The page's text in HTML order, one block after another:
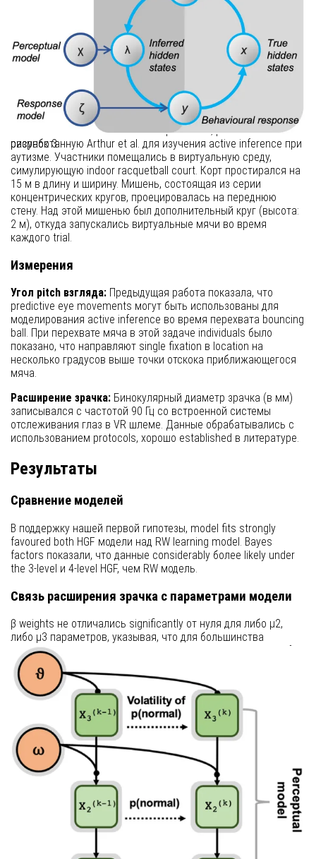
рисунок 3
Сорок четыре участника (возраст 18–30 лет, средний = 22.8 ±
2.3; 23 мужчины, 21 женщина) были набраны из популяции
университета Великобритании для участия в исследовании.
Участники не были осведомлены о целях эксперимента и
сообщили об отсутствии prior experience игры в VR-based
Задача
Участники выполняли VR interception task, ранее
разработанную Arthur et al. для изучения active inference при
аутизме. Участники помещались в виртуальную среду,
симулирующую indoor racquetball court. Корт простирался на
15 м в длину и ширину. Мишень, состоящая из серии
концентрических кругов, проецировалась на переднюю
стену. Над этой мишенью был дополнительный круг (высота:
2 м), откуда запускались виртуальные мячи во время
каждого trial.
Измерения
Угол pitch взгляда: Предыдущая работа показала, что
predictive eye movements могут быть использованы для
моделирования active inference во время перехвата bouncing
ball. При перехвате мяча в этой задаче individuals было
показано, что направляют single fixation в location на
несколько градусов выше точки отскока приближающегося
мяча.
Расширение зрачка: Бинокулярный диаметр зрачка (в мм)
записывался с частотой 90 Гц со встроенной системы
отслеживания глаз в VR шлеме. Данные обрабатывались с
использованием protocols, хорошо established в литературе.
Результаты
Сравнение моделей
В поддержку нашей первой гипотезы, model fits strongly
favoured both HGF модели над RW learning model. Bayes
factors показали, что данные considerably более likely under
the 3-level и 4-level HGF, чем RW модель.
Связь расширения зрачка с параметрами модели
β weights не отличались significantly от нуля для либо μ2,
либо μ3 параметров, указывая, что для большинства
участников taskevoked pupil response не отслеживал beliefs
about p(normal) или volatility. β weights были, однако, positive и
significantly отличались от нуля для ε2 и α.
Обсуждение
В этом исследовании мы изучили взаимосвязь между
physiological encoding of surprise и active inference
поведениями during naturalistic visuomotor task. Эта работа
provides важный тест foundational моделей perceptual
системы и расширяет текущее понимание в более
реалистичные human movement skills.
Заключение